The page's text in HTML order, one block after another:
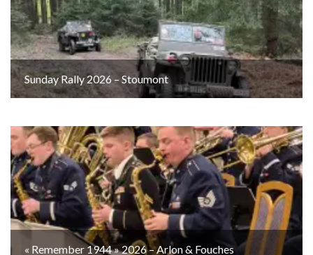
Sunday Rally 2026 – Stoumont
« Remember 1944 » 2026 – Arlon & Fouches